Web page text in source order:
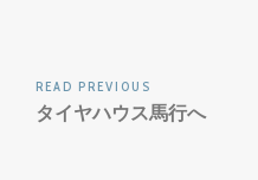
READ PREVIOUS
タイヤハウス馬行へ